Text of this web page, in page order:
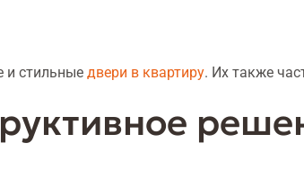
и стильные двери в квартиру. Их также